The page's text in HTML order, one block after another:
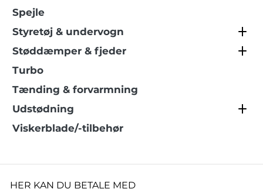
Spejle
Styretøj & undervogn
Støddæmper & fjeder
Turbo
Tænding & forvarmning
Udstødning
Viskerblade/-tilbehør
HER KAN DU BETALE MED